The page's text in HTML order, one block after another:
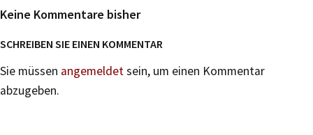
Keine Kommentare bisher
SCHREIBEN SIE EINEN KOMMENTAR
Sie müssen angemeldetsein, um einen Kommentar
abzugeben.